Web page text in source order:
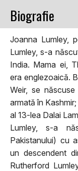
Biografie
Joanna Lumley,
Lumley, s-a
India. Mama ei,
era englezoaică.
Weir, se
armată în
al 13-lea Dalai
Lumley, s-a
Pakistanului) cu
un descendent
Rutherford